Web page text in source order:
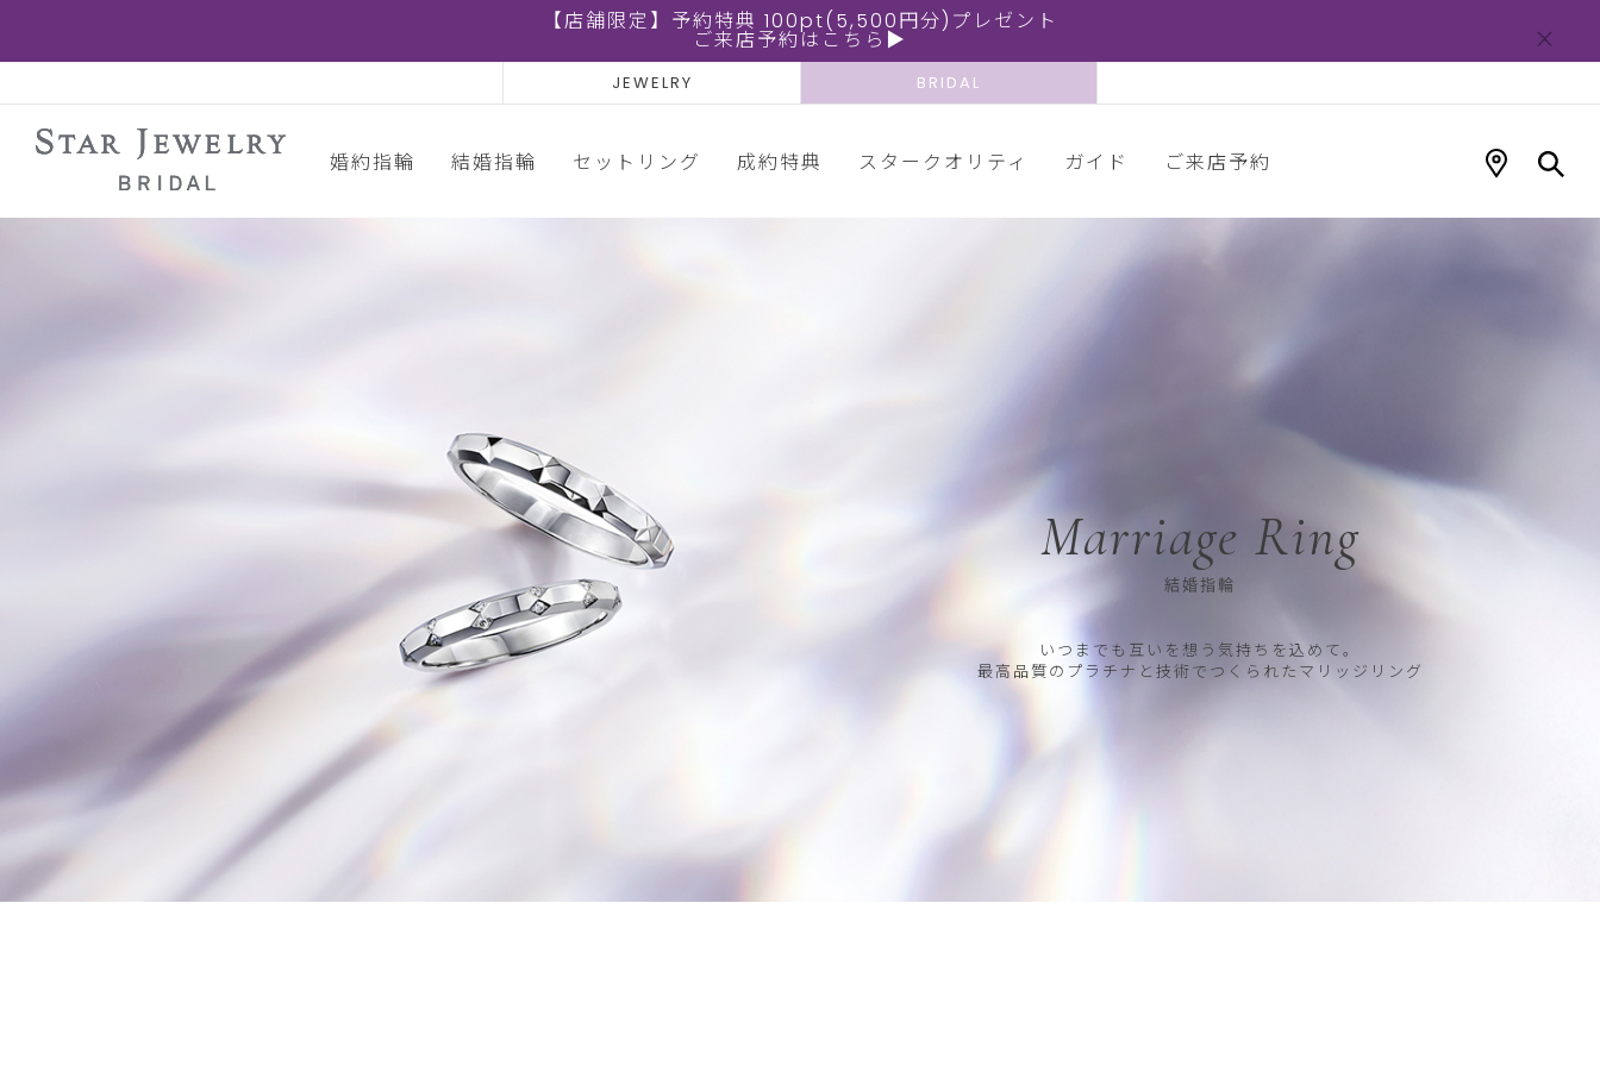
【店舗限定】予約特典 100pt(5,500円分)プレゼント
ご来店予約はこちら▶
JEWELRY BRIDAL
婚約指輪 結婚指輪 セットリング 成約特典 スタークオリティ ガイド ご来店予約
Marriage Ring
結婚指輪
いつまでも互いを想う気持ちを込めて。
最高品質のプラチナと技術でつくられたマリッジリング